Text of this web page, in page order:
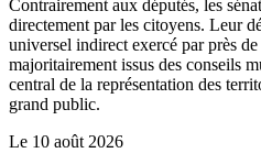
Contrairement aux députés, les
directement par les citoyens. Leur
universel indirect exercé par près
majoritairement issus des conseils
central de la représentation des
grand public.
Le 10 août 2026